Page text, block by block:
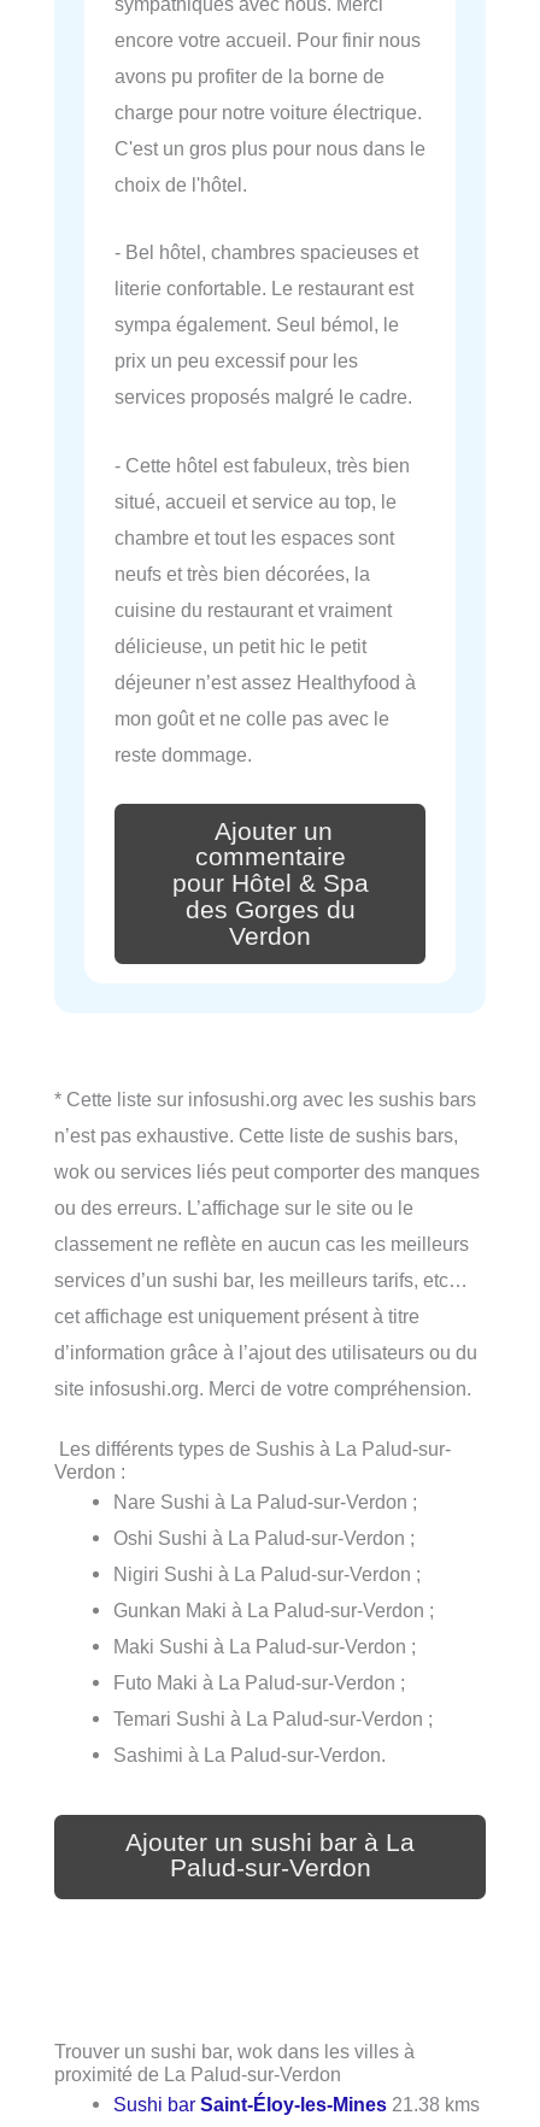
encore votre accueil. Pour finir nous
avons pu profiter de la borne de
charge pour notre voiture électrique.
C'est un gros plus pour nous dans le
choix de l'hôtel.
- Bel hôtel, chambres spacieuses et
literie confortable. Le restaurant est
sympa également. Seul bémol, le
prix un peu excessif pour les
services proposés malgré le cadre.
- Cette hôtel est fabuleux, très bien
situé, accueil et service au top, le
chambre et tout les espaces sont
neufs et très bien décorées, la
cuisine du restaurant et vraiment
délicieuse, un petit hic le petit
déjeuner n’est assez Healthyfood à
mon goût et ne colle pas avec le
reste dommage.
Ajouter un
commentaire
pour Hôtel & Spa
des Gorges du
Verdon
* Cette liste sur infosushi.org avec les sushis bars
n’est pas exhaustive. Cette liste de sushis bars,
wok ou services liés peut comporter des manques
ou des erreurs. L’affichage sur le site ou le
classement ne reflète en aucun cas les meilleurs
services d’un sushi bar, les meilleurs tarifs, etc…
cet affichage est uniquement présent à titre
d’information grâce à l’ajout des utilisateurs ou du
site infosushi.org. Merci de votre compréhension.
Les différents types de Sushis à La Palud-sur-
Verdon :
Nare Sushi à La Palud-sur-Verdon ;
Oshi Sushi à La Palud-sur-Verdon ;
Nigiri Sushi à La Palud-sur-Verdon ;
Gunkan Maki à La Palud-sur-Verdon ;
Maki Sushi à La Palud-sur-Verdon ;
Futo Maki à La Palud-sur-Verdon ;
Temari Sushi à La Palud-sur-Verdon ;
Sashimi à La Palud-sur-Verdon.
Ajouter un sushi bar à La
Palud-sur-Verdon
Trouver un sushi bar, wok dans les villes à
proximité de La Palud-sur-Verdon
Sushi barSaint-Éloy-les-Mines 21.38 kms